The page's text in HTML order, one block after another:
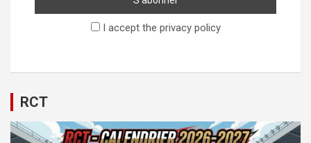
I accept the privacy policy
RCT